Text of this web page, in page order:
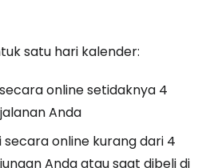
satu hari kalender:
online setidaknya 4
Anda
secara online kurang dari 4
Anda atau saat dibeli di